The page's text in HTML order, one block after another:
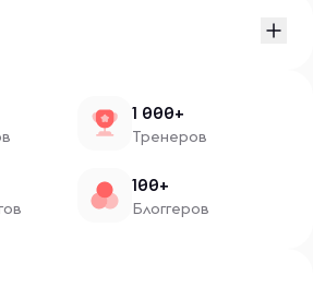
1 000+
Тренеров
100+
Блоггеров